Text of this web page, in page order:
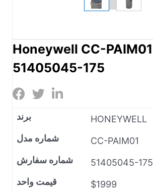
Honeywell CC-PAIM01
51405045-175
برند
HONEYWELL
شماره مدل
CC-PAIM01
شماره سفارش
51405045-175
قیمت واحد
$1999